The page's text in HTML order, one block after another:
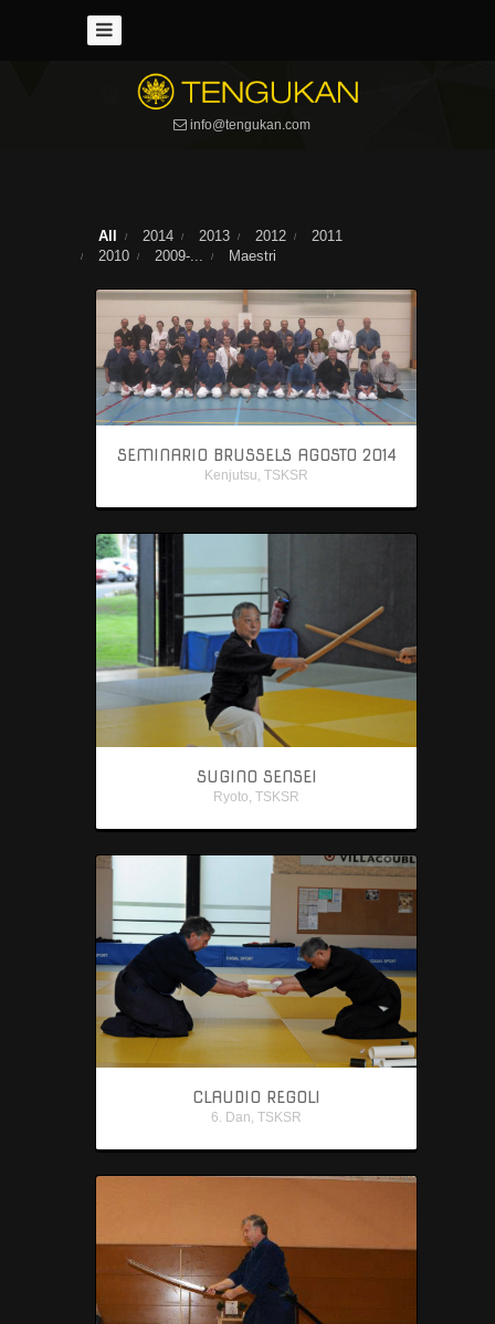
Armi
Maestri
Orari
Armi
Kenjutsu
Bojutsu
Naginatajutsu
Sojutsu
Kodachi
Iaijutsu
Maestri
Orari
Storia
Kendo
info@tengukan.com
All 2014 2013 2012
2011
2010
2009-... Maestri
SEMINARIO BRUSSELS AGOSTO 2014
Kenjutsu, TSKSR
SUGINO SENSEI
Ryoto TSKSR
CLAUDIO REGOLI
6. Dan, TSKSR